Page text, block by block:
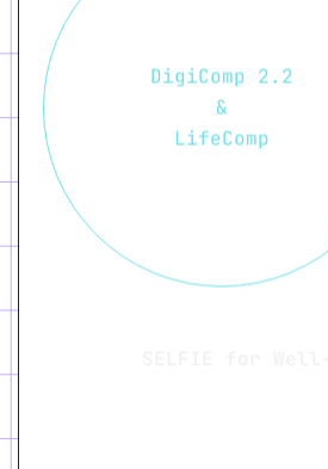
&
LifeComp